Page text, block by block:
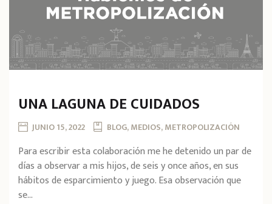
UNA LAGUNA DE CUIDADOS
JUNIO 15, 2022 BLOG, MEDIOS, METROPOLIZACIÓN
Para escribir esta colaboración me he detenido un par de
días a observar a mis hijos, de seis y once años, en sus
hábitos de esparcimiento y juego. Esa observación que
se...